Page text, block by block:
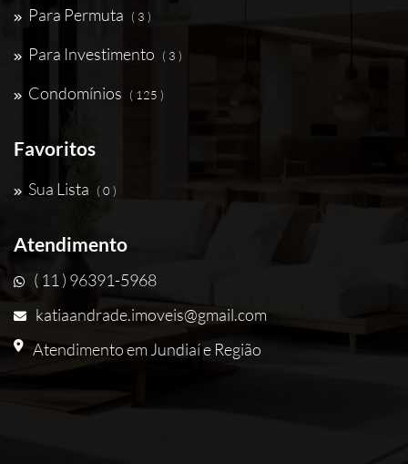
Para Permuta ( 3 )
Para Investimento ( 3 )
Condomínios ( 125 )
Favoritos
Sua Lista ( 0 )
Atendimento
( 11 ) 96391-5968
katiaandrade.imoveis@gmail.com
Atendimento em Jundiaí e Região